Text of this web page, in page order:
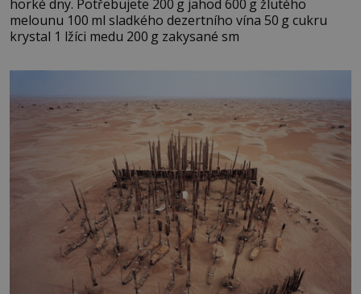
horké dny. Potřebujete 200 g jahod 600 g žlutého
melounu 100 ml sladkého dezertního vína 50 g cukru
krystal 1 lžíci medu 200 g zakysané sm